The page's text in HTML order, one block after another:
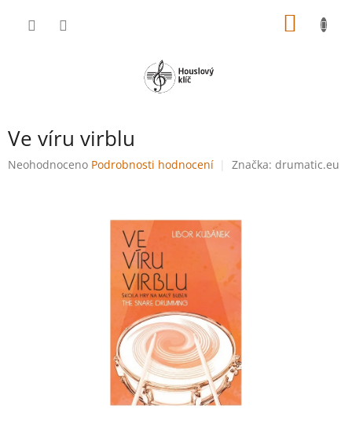
Ve víru virblu
Průměrné
Neohodnoceno Podrobnosti hodnocení Značka: drumatic.eu